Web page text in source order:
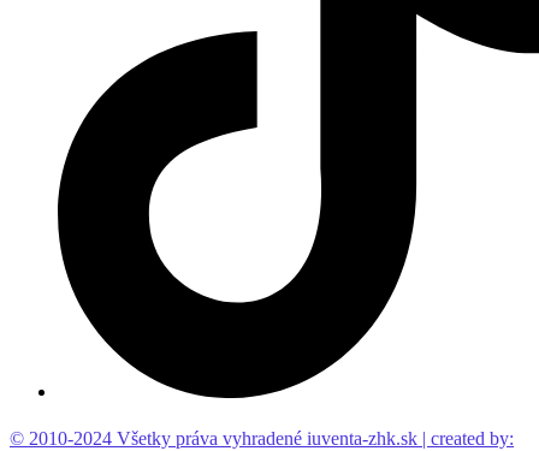
© 2010-2024 Všetky práva vyhradené iuventa-zhk.sk | created by: